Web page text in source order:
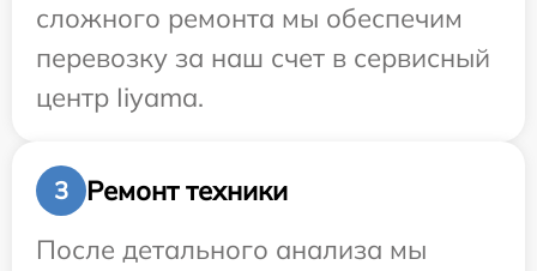
сложного ремонта мы обеспечим
перевозку за наш счет в сервисный
центр Iiyama.
3
Ремонт техники
После детального анализа мы